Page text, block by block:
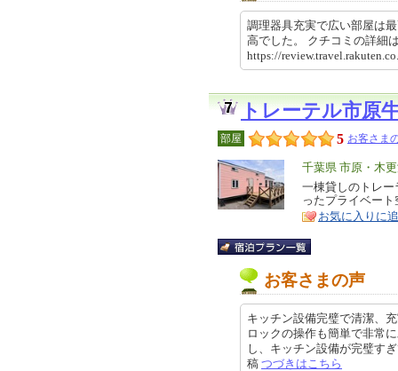
調理器具充実で広い部屋は
高でした。 クチコミの詳
https://
トレーテル市原
部屋 5 お客さま
エ
リ
ア
千葉県 市原・木
特
徴
一棟貸しのトレ
ったプライベー
お気に入りに
お客さまの声
キッチン設備完璧で清潔、
ロックの操作も簡単で非常
し、キッチン設備が完璧す
稿 つづきはこちら